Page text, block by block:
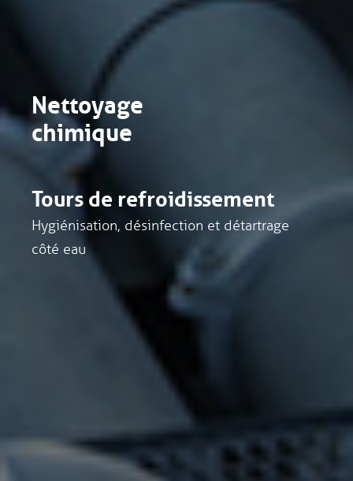
Nettoyage
chimique
Tours de refroidissement
Hygiénisation, désinfection et détartrage
côté eau